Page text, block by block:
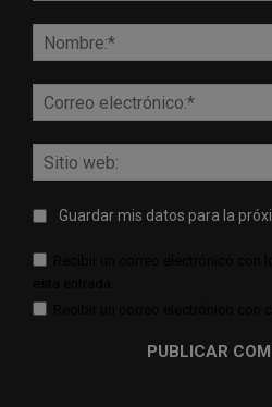
Guardar mis datos para la